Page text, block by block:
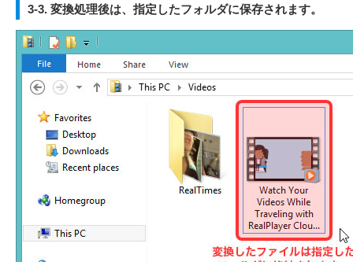
3-3. 変換処理後は、指定したフォルダに保存されます。